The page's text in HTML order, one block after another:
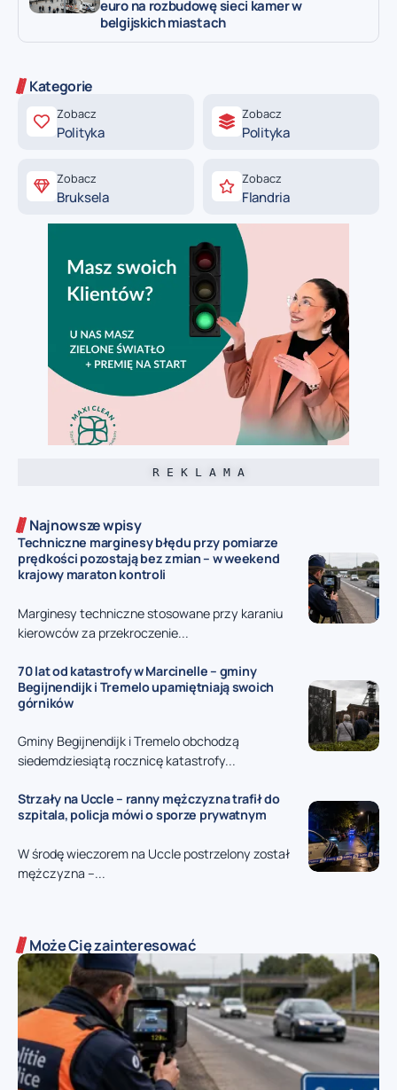
euro na rozbudowę sieci kamer w
belgijskich miastach
Kategorie
Zobacz
Polityka
Zobacz
Polityka
Zobacz
Bruksela
Zobacz
Flandria
R E K L A M A
Najnowsze wpisy
Techniczne marginesy błędu przy pomiarze
prędkości pozostają bez zmian – w weekend
krajowy maraton kontroli
Marginesy techniczne stosowane przy karaniu
kierowców za przekroczenie...
70 lat od katastrofy w Marcinelle – gminy
Begijnendijk i Tremelo upamiętniają swoich
górników
Gminy Begijnendijk i Tremelo obchodzą
siedemdziesiątą rocznicę katastrofy...
Strzały na Uccle – ranny mężczyzna trafił do
szpitala, policja mówi o sporze prywatnym
W środę wieczorem na Uccle postrzelony został
mężczyzna –...
Może Cię zainteresować